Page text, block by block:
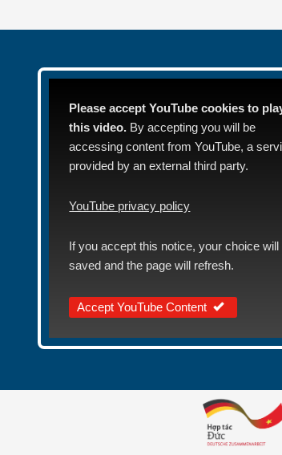
Please accept YouTube cookies to
this video. By accepting you will be
accessing content from YouTube, a
provided by an external third party.
YouTube privacy policy
If you accept this notice, your choice will
saved and the page will refresh.
Accept YouTube Content